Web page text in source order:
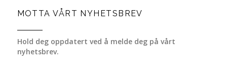
MOTTA VÅRT NYHETSBREV
Hold deg oppdatert ved å melde deg på vårt
nyhetsbrev.